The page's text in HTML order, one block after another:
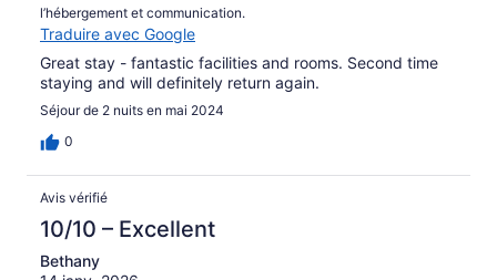
l’hébergement et communication.
Traduire avec Google
Great stay - fantastic facilities and rooms. Second time
staying and will definitely return again.
Séjour de 2 nuits en mai 2024
0
Avis vérifié
10/10 – Excellent
Bethany